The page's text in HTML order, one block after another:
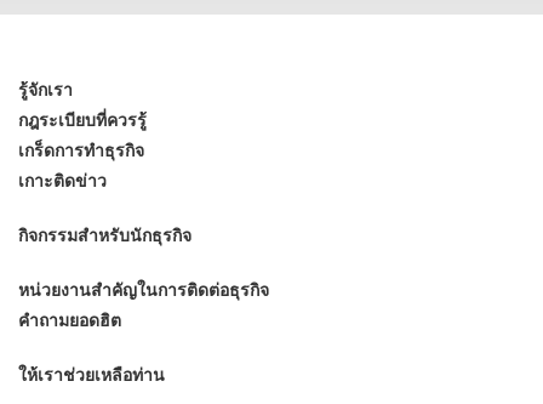
รู้จักเรา
กฎระเบียบที่ควรรู้
เกร็ดการทำธุรกิจ
เกาะติดข่าว
กิจกรรมสำหรับนักธุรกิจ
หน่วยงานสำคัญในการติดต่อธุรกิจ
คำถามยอดฮิต
ให้เราช่วยเหลือท่าน